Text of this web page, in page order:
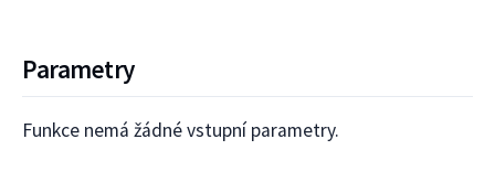
Parametry
Funkce nemá žádné vstupní parametry.